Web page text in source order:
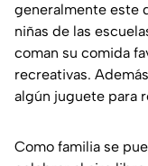
generalmente este
niñas de las
coman su comida
recreativas.
algún juguete para
Como familia se